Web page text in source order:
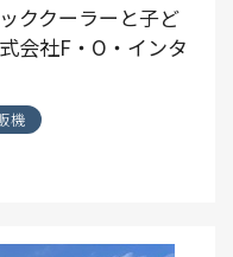
ククーラーと子ど
会社F・O・インタ
機